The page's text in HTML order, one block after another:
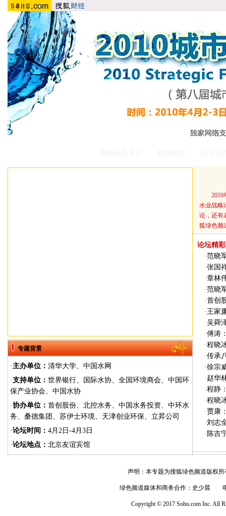
专题背景
·主办单位： 清华大学、中国水网
·支持单位： 世界银行、国际水协、全国环境商会、中国环
保产业协会、中国水协
·协办单位： 首创股份、北控水务、中国水务投资、中环水
务、桑德集团、苏伊士环境、天津创业环保、立昇公司
·论坛时间： 4月2日-4月3日
·论坛地点： 北京友谊宾馆
2010
水业战略
论，还有
狐绿色频
论坛精
·范晓
·张国
·章林
·范晓
·首创
·王家
·吴舜
·傅涛
·程晓
·传承
·徐宗
· 赵华
·程静
·程晓
· 贾康
·刘志
· 陈吉
声明：本专题为搜狐绿色频道版权
绿色频道媒体和商务合作：史少晨 电
Copyright © 2017 Sohu.com Inc. All